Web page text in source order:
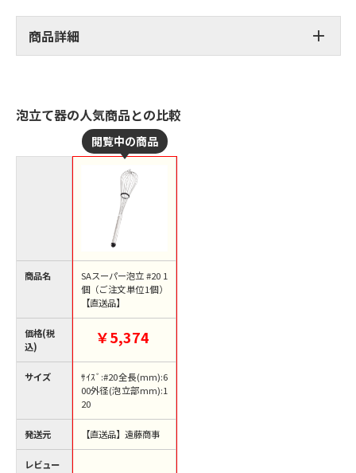
商品詳細
泡立て器の人気商品との比較
商品名
価格(税
込)
サイズ
発送元
レビュー
SAスーパー泡立 #20 1
個（ご注文単位1個）
【直送品】
￥5,374
ｻｲｽﾞ:#20全長(mm):6
00外径(泡立部mm):1
20
【直送品】遠藤商事